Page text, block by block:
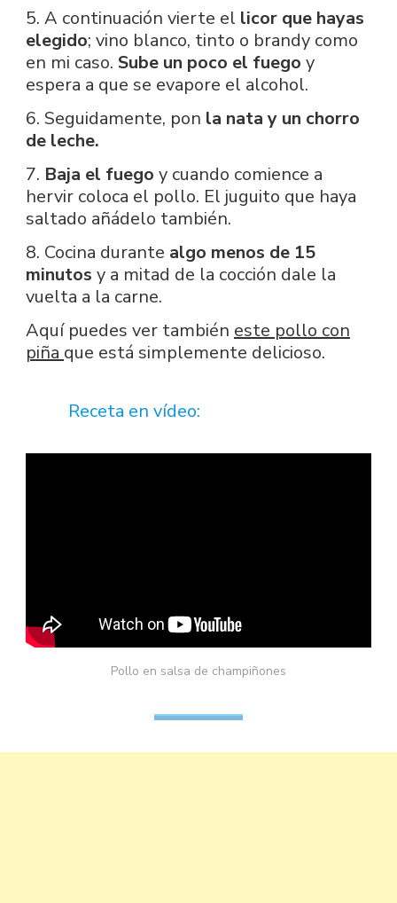
5. A continuación vierte el licor que hayas
elegido; vino blanco, tinto o brandy como
en mi caso. Sube un poco el fuego y
espera a que se evapore el alcohol.
6. Seguidamente, pon la nata y un chorro
de leche.
7. Baja el fuego y cuando comience a
hervir coloca el pollo. El juguito que haya
saltado añádelo también.
8. Cocina durante algo menos de 15
minutos y a mitad de la cocción dale la
vuelta a la carne.
Aquí puedes ver también este pollo con
piña que está simplemente delicioso.
Receta en vídeo:
Pollo en salsa de champiñones